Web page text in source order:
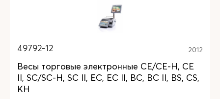
49792-12 2012
Весы торговые электронные CE/CE-H, CE
II, SC/SC-H, SC II, EC, EC II, BC, BC II, BS, CS,
KH